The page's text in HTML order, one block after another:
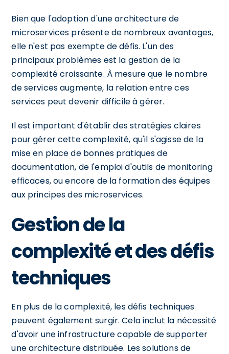
Bien que l'adoption d'une architecture de
microservices présente de nombreux avantages,
elle n'est pas exempte de défis. L'un des
principaux problèmes est la gestion de la
complexité croissante. À mesure que le nombre
de services augmente, la relation entre ces
services peut devenir difficile à gérer.
Il est important d'établir des stratégies claires
pour gérer cette complexité, qu'il s'agisse de la
mise en place de bonnes pratiques de
documentation, de l'emploi d'outils de monitoring
efficaces, ou encore de la formation des équipes
aux principes des microservices.
Gestion de la
complexité et des défis
techniques
En plus de la complexité, les défis techniques
peuvent également surgir. Cela inclut la nécessité
d'avoir une infrastructure capable de supporter
une architecture distribuée. Les solutions de